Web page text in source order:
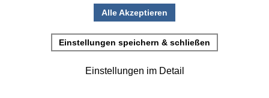
Einladung zur Studienteilnahme
"Engelskreis" schaffen können
Ein Beitrag vonFranz Strasser